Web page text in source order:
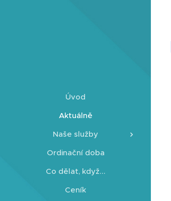
Úvod
Aktuálně
Naše služby
Ordinační doba
Co dělat, když...
Ceník